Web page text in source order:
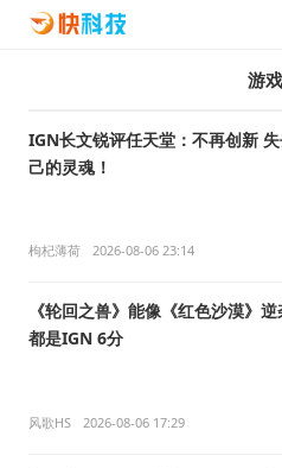
游戏
IGN长文锐评任天堂：不再创新
己的灵魂！
枸杞薄荷 2026-08-06 23:14
《轮回之兽》能像《红色沙漠》逆
都是IGN 6分
风歌HS 2026-08-06 17:29